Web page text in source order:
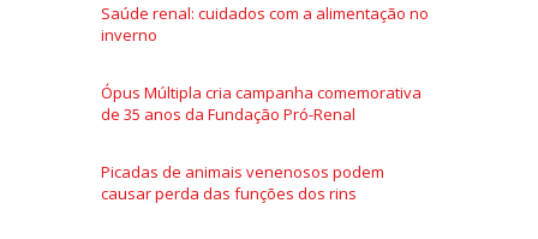
Saúde renal: cuidados com a alimentação no
inverno
Ópus Múltipla cria campanha comemorativa
de 35 anos da Fundação Pró-Renal
Picadas de animais venenosos podem
causar perda das funções dos rins